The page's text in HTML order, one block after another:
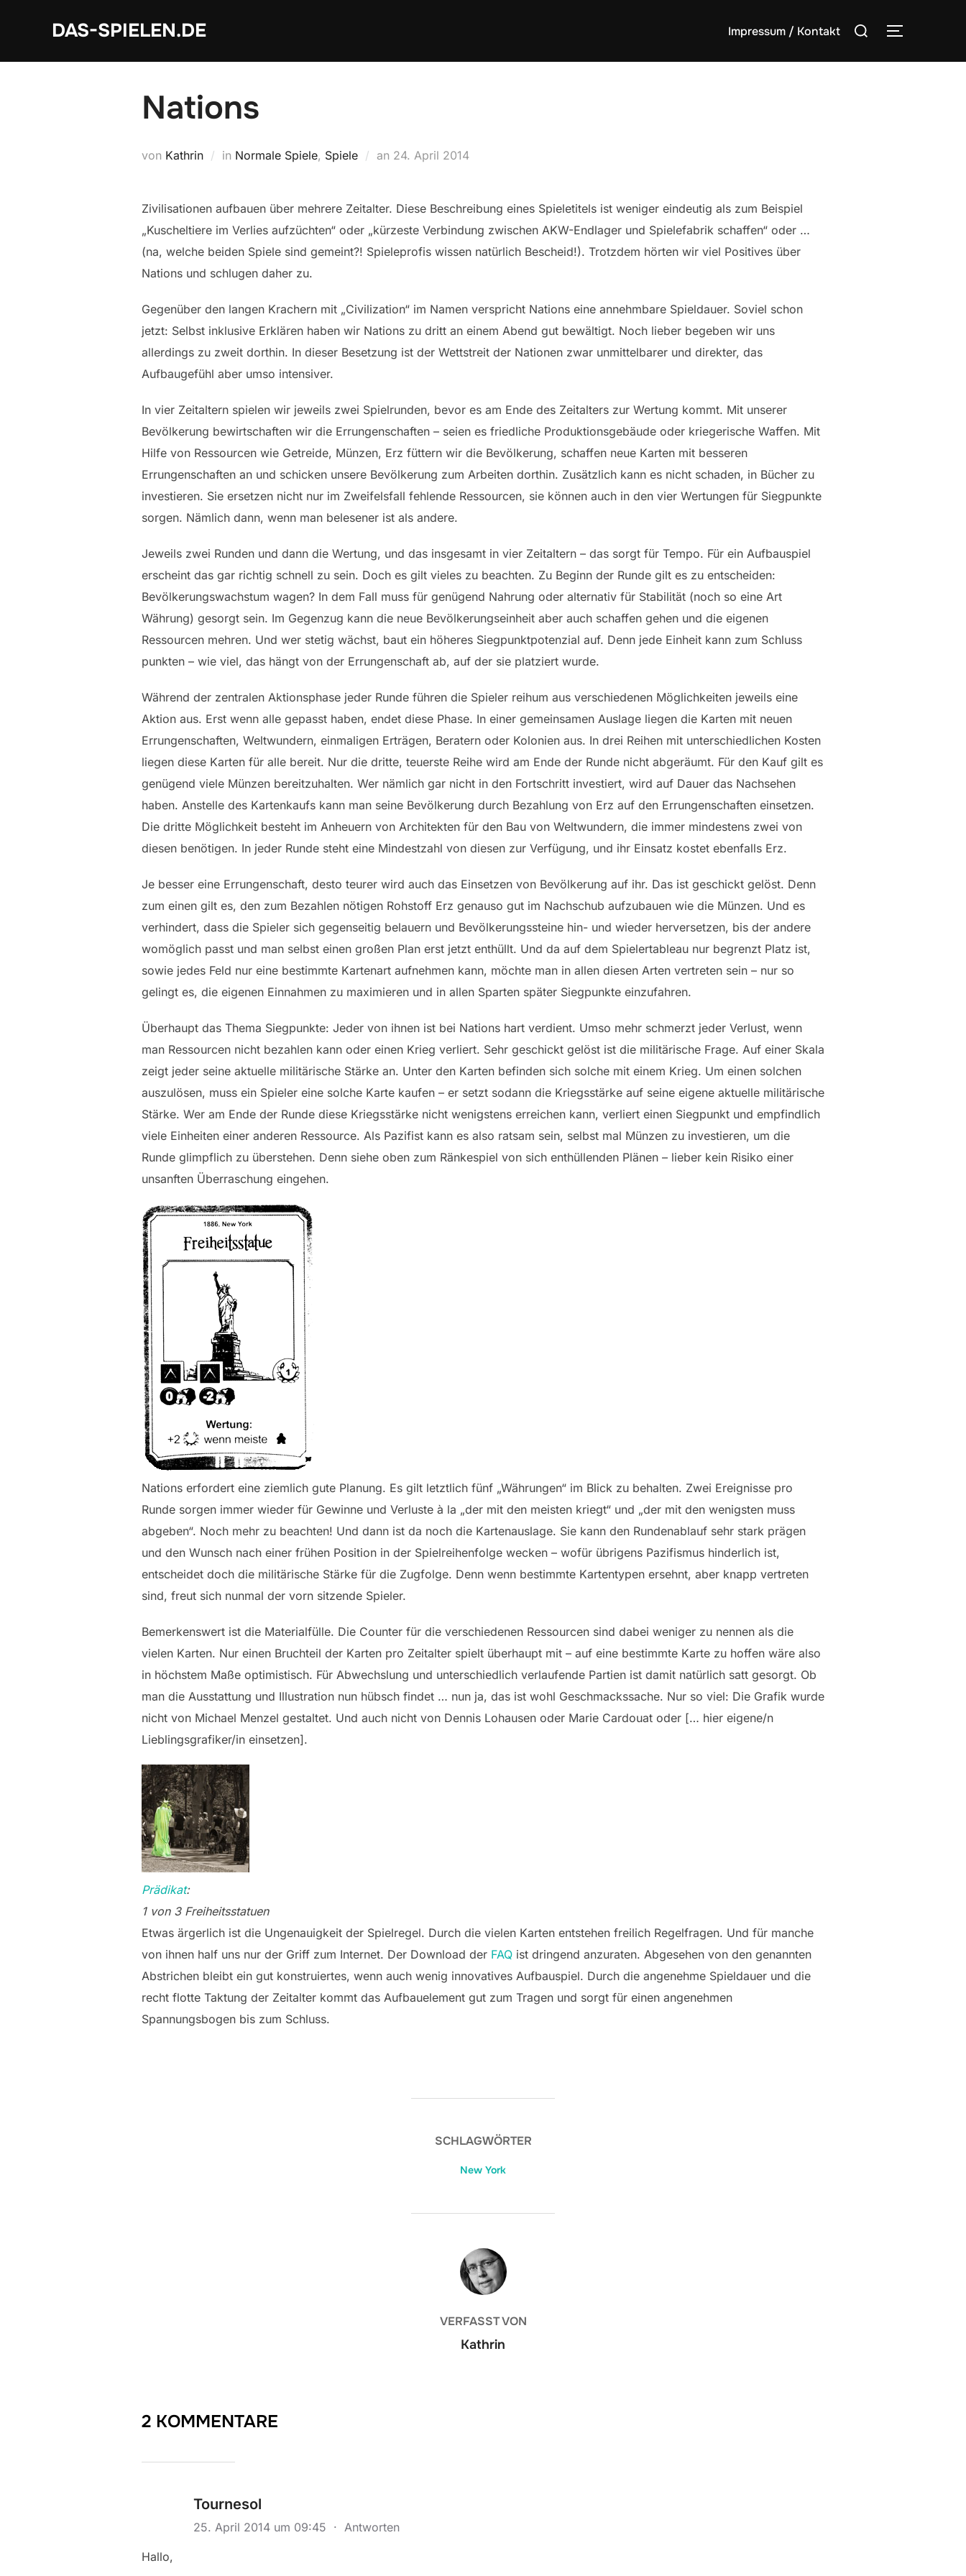
DAS-SPIELEN.DE Impressum / Kontakt
Suchen
Nations
von Kathrin in Normale Spiele, Spiele an Veröffentlicht
24. April 2014
Zivilisationen aufbauen über mehrere Zeitalter. Diese Beschreibung eines Spieletitels ist weniger eindeutig als zum Beispiel
„Kuscheltiere im Verlies aufzüchten“ oder „kürzeste Verbindung zwischen AKW-Endlager und Spielefabrik schaffen“ oder …
(na, welche beiden Spiele sind gemeint?! Spieleprofis wissen natürlich Bescheid!). Trotzdem hörten wir viel Positives über
Nations und schlugen daher zu.
Gegenüber den langen Krachern mit „Civilization“ im Namen verspricht Nations eine annehmbare Spieldauer. Soviel schon
jetzt: Selbst inklusive Erklären haben wir Nations zu dritt an einem Abend gut bewältigt. Noch lieber begeben wir uns
allerdings zu zweit dorthin. In dieser Besetzung ist der Wettstreit der Nationen zwar unmittelbarer und direkter, das
Aufbaugefühl aber umso intensiver.
In vier Zeitaltern spielen wir jeweils zwei Spielrunden, bevor es am Ende des Zeitalters zur Wertung kommt. Mit unserer
Bevölkerung bewirtschaften wir die Errungenschaften – seien es friedliche Produktionsgebäude oder kriegerische Waffen. Mit
Hilfe von Ressourcen wie Getreide, Münzen, Erz füttern wir die Bevölkerung, schaffen neue Karten mit besseren
Errungenschaften an und schicken unsere Bevölkerung zum Arbeiten dorthin. Zusätzlich kann es nicht schaden, in Bücher zu
investieren. Sie ersetzen nicht nur im Zweifelsfall fehlende Ressourcen, sie können auch in den vier Wertungen für Siegpunkte
sorgen. Nämlich dann, wenn man belesener ist als andere.
Jeweils zwei Runden und dann die Wertung, und das insgesamt in vier Zeitaltern – das sorgt für Tempo. Für ein Aufbauspiel
erscheint das gar richtig schnell zu sein. Doch es gilt vieles zu beachten. Zu Beginn der Runde gilt es zu entscheiden:
Bevölkerungswachstum wagen? In dem Fall muss für genügend Nahrung oder alternativ für Stabilität (noch so eine Art
Währung) gesorgt sein. Im Gegenzug kann die neue Bevölkerungseinheit aber auch schaffen gehen und die eigenen
Ressourcen mehren. Und wer stetig wächst, baut ein höheres Siegpunktpotenzial auf. Denn jede Einheit kann zum Schluss
punkten – wie viel, das hängt von der Errungenschaft ab, auf der sie platziert wurde.
Während der zentralen Aktionsphase jeder Runde führen die Spieler reihum aus verschiedenen Möglichkeiten jeweils eine
Aktion aus. Erst wenn alle gepasst haben, endet diese Phase. In einer gemeinsamen Auslage liegen die Karten mit neuen
Errungenschaften, Weltwundern, einmaligen Erträgen, Beratern oder Kolonien aus. In drei Reihen mit unterschiedlichen Kosten
liegen diese Karten für alle bereit. Nur die dritte, teuerste Reihe wird am Ende der Runde nicht abgeräumt. Für den Kauf gilt es
genügend viele Münzen bereitzuhalten. Wer nämlich gar nicht in den Fortschritt investiert, wird auf Dauer das Nachsehen
haben. Anstelle des Kartenkaufs kann man seine Bevölkerung durch Bezahlung von Erz auf den Errungenschaften einsetzen.
Die dritte Möglichkeit besteht im Anheuern von Architekten für den Bau von Weltwundern, die immer mindestens zwei von
diesen benötigen. In jeder Runde steht eine Mindestzahl von diesen zur Verfügung, und ihr Einsatz kostet ebenfalls Erz.
Je besser eine Errungenschaft, desto teurer wird auch das Einsetzen von Bevölkerung auf ihr. Das ist geschickt gelöst. Denn
zum einen gilt es, den zum Bezahlen nötigen Rohstoff Erz genauso gut im Nachschub aufzubauen wie die Münzen. Und es
verhindert, dass die Spieler sich gegenseitig belauern und Bevölkerungssteine hin- und wieder herversetzen, bis der andere
womöglich passt und man selbst einen großen Plan erst jetzt enthüllt. Und da auf dem Spielertableau nur begrenzt Platz ist,
sowie jedes Feld nur eine bestimmte Kartenart aufnehmen kann, möchte man in allen diesen Arten vertreten sein – nur so
gelingt es, die eigenen Einnahmen zu maximieren und in allen Sparten später Siegpunkte einzufahren.
Überhaupt das Thema Siegpunkte: Jeder von ihnen ist bei Nations hart verdient. Umso mehr schmerzt jeder Verlust, wenn
man Ressourcen nicht bezahlen kann oder einen Krieg verliert. Sehr geschickt gelöst ist die militärische Frage. Auf einer Skala
zeigt jeder seine aktuelle militärische Stärke an. Unter den Karten befinden sich solche mit einem Krieg. Um einen solchen
auszulösen, muss ein Spieler eine solche Karte kaufen – er setzt sodann die Kriegsstärke auf seine eigene aktuelle militärische
Stärke. Wer am Ende der Runde diese Kriegsstärke nicht wenigstens erreichen kann, verliert einen Siegpunkt und empfindlich
viele Einheiten einer anderen Ressource. Als Pazifist kann es also ratsam sein, selbst mal Münzen zu investieren, um die
Runde glimpflich zu überstehen. Denn siehe oben zum Ränkespiel von sich enthüllenden Plänen – lieber kein Risiko einer
unsanften Überraschung eingehen.
Nations erfordert eine ziemlich gute Planung. Es gilt letztlich fünf „Währungen“ im Blick zu behalten. Zwei Ereignisse pro
Runde sorgen immer wieder für Gewinne und Verluste à la „der mit den meisten kriegt“ und „der mit den wenigsten muss
abgeben“. Noch mehr zu beachten! Und dann ist da noch die Kartenauslage. Sie kann den Rundenablauf sehr stark prägen
und den Wunsch nach einer frühen Position in der Spielreihenfolge wecken – wofür übrigens Pazifismus hinderlich ist,
entscheidet doch die militärische Stärke für die Zugfolge. Denn wenn bestimmte Kartentypen ersehnt, aber knapp vertreten
sind, freut sich nunmal der vorn sitzende Spieler.
Bemerkenswert ist die Materialfülle. Die Counter für die verschiedenen Ressourcen sind dabei weniger zu nennen als die
vielen Karten. Nur einen Bruchteil der Karten pro Zeitalter spielt überhaupt mit – auf eine bestimmte Karte zu hoffen wäre also
in höchstem Maße optimistisch. Für Abwechslung und unterschiedlich verlaufende Partien ist damit natürlich satt gesorgt. Ob
man die Ausstattung und Illustration nun hübsch findet … nun ja, das ist wohl Geschmackssache. Nur so viel: Die Grafik wurde
nicht von Michael Menzel gestaltet. Und auch nicht von Dennis Lohausen oder Marie Cardouat oder [… hier eigene/n
Lieblingsgrafiker/in einsetzen].
Prädikat:
1 von 3 Freiheitsstatuen
Etwas ärgerlich ist die Ungenauigkeit der Spielregel. Durch die vielen Karten entstehen freilich Regelfragen. Und für manche
von ihnen half uns nur der Griff zum Internet. Der Download der FAQ ist dringend anzuraten. Abgesehen von den genannten
Abstrichen bleibt ein gut konstruiertes, wenn auch wenig innovatives Aufbauspiel. Durch die angenehme Spieldauer und die
recht flotte Taktung der Zeitalter kommt das Aufbauelement gut zum Tragen und sorgt für einen angenehmen
Spannungsbogen bis zum Schluss.
SCHLAGWÖRTER
New York
BEITRAGSAUTOR
VERFASST VON
Kathrin
2 KOMMENTARE
Tournesol
25. April 2014 um 09:45 · Antworten
Hallo,